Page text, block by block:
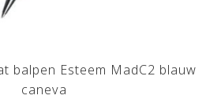
balpen Esteem MadC2 blauw
caneva